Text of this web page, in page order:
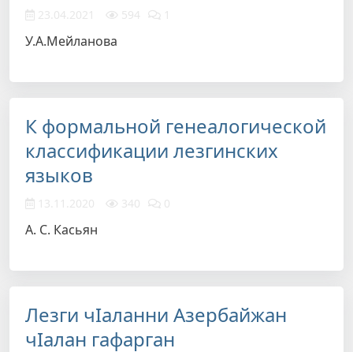
23.04.2021 594 1
У.А.Мейланова
К формальной генеалогической
классификации лезгинских
языков
13.11.2020 340 0
А. С. Касьян
Лезги чIаланни Aзербайжан
чIалан гафарган